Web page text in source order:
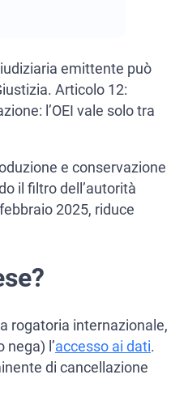
emittente può
Articolo 12:
l’OEI vale solo tra
e conservazione
il filtro dell’autorità
2025, riduce
rogatoria internazionale,
l’accesso ai dati.
di cancellazione